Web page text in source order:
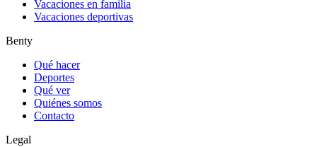
Vacaciones en familia
Vacaciones deportivas
Benty
Qué hacer
Deportes
Qué ver
Quiénes somos
Contacto
Legal